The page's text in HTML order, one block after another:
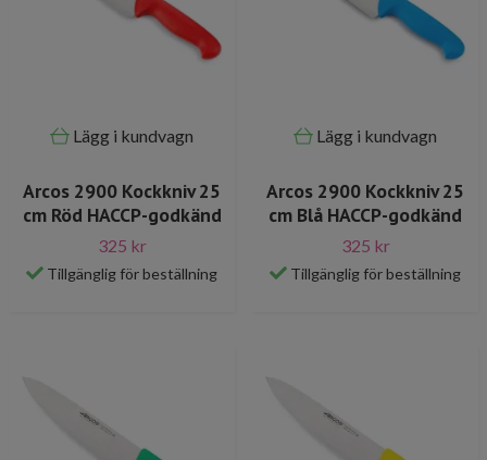
Lägg i kundvagn
Arcos 2900 Kockkniv 25
cm Röd HACCP-godkänd
325 kr
Tillgänglig för beställning
Lägg i kundvagn
Arcos 2900 Kockkniv 25
cm Blå HACCP-godkänd
325 kr
Tillgänglig för beställning